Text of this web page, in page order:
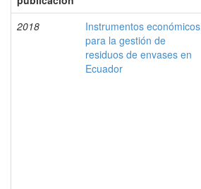
2018
Instrumentos económicos
para la gestión de
residuos de envases en
Ecuador